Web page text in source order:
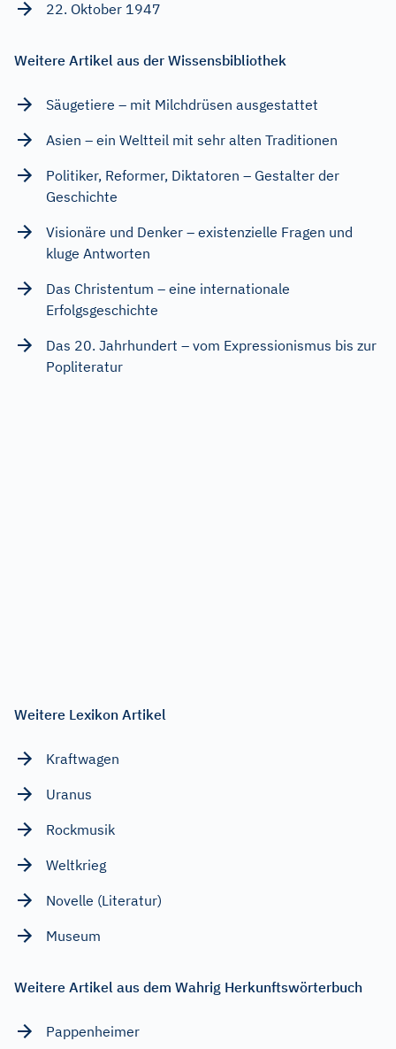
22. Oktober 1947
Weitere Artikel aus der Wissensbibliothek
Säugetiere – mit Milchdrüsen ausgestattet
Asien – ein Weltteil mit sehr alten Traditionen
Politiker, Reformer, Diktatoren – Gestalter der
Geschichte
Visionäre und Denker – existenzielle Fragen und
kluge Antworten
Das Christentum – eine internationale
Erfolgsgeschichte
Das 20. Jahrhundert – vom Expressionismus bis zur
Popliteratur
Weitere Lexikon Artikel
Kraftwagen
Uranus
Rockmusik
Weltkrieg
Novelle (Literatur)
Museum
Weitere Artikel aus dem Wahrig Herkunftswörterbuch
Pappenheimer